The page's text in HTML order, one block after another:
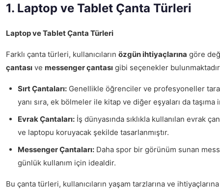
1. Laptop ve Tablet Çanta Türleri
Laptop ve Tablet Çanta Türleri
Farklı çanta türleri, kullanıcıların özgün ihtiyaçlarına göre
çantası ve messenger çantası gibi seçenekler
Sırt Çantaları: Genellikle öğrenciler ve profesyoneller
yanı sıra, ek bölmeler ile kitap ve diğer eşyaları da taşıma
Evrak Çantaları: İş dünyasında sıklıkla kullanılan evrak
ve laptopu koruyacak şekilde tasarlanmıştır.
Messenger Çantaları: Daha spor bir görünüm sunan
günlük kullanım için idealdir.
Bu çanta türleri, kullanıcıların yaşam tarzlarına ve